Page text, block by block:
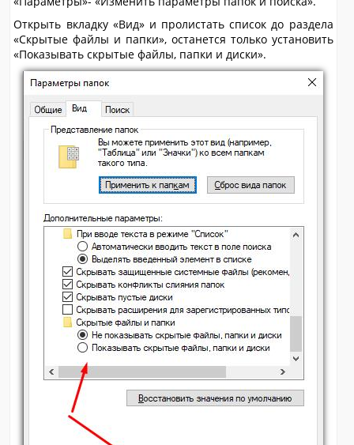
Открыть вкладку «Вид» и пролистать список до раздела
«Скрытые файлы и папки», останется только установить
«Показывать скрытые файлы, папки и диски».